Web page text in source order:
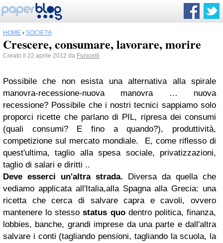
HOME › SOCIETÀ
Crescere, consumare, lavorare, morire
Creato il 22 aprile 2012 da Funicelli
Possibile che non esista una alternativa alla spirale
manovra-recessione-nuova manovra … nuova
recessione? Possibile che i nostri tecnici sappiamo solo
proporci ricette che parlano di PIL, ripresa dei consumi
(quali consumi? E fino a quando?), produttività,
competizione sul mercato mondiale.
E, come riflesso di
quest'ultima, taglio alla spesa sociale, privatizzazioni,
taglio di salari e diritti ..
Deve esserci un'altra strada. Diversa da quella che
vediamo applicata all'Italia,alla Spagna alla Grecia: una
ricetta che cerca di salvare capra e cavoli, ovvero
mantenere lo stessostatus quodentro politica, finanza,
lobbies, banche, grandi imprese da una parte e dall'altra
salvare i conti (tagliando pensioni, tagliando la scuola, la